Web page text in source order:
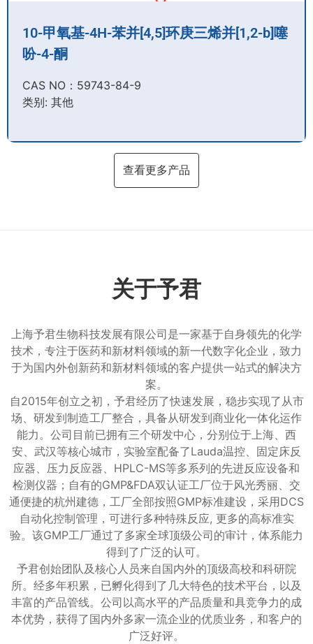
10-甲氧基-4H-苯并[4,5]环庚三烯并[1,2-b]噻
吩-4-酮
CAS NO：59743-84-9​
类别: 其他
查看更多产品
关于予君
上海予君生物科技发展有限公司是一家基于自身领先的化学
技术，专注于医药和新材料领域的新一代数字化企业，致力
于为国内外创新药和新材料领域的客户提供一站式的解决方
案。
自2015年创立之初，予君经历了快速发展，稳步实现了从市
场、研发到制造工厂整合，具备从研发到商业化一体化运作
能力。公司目前已拥有三个研发中心，分别位于上海、西
安、武汉等核心城市，实验室配备了Lauda温控、固定床反
应器、压力反应器、HPLC-MS等多系列的先进反应设备和
检测仪器；自有的GMP&FDA双认证工厂位于风光秀丽、交
通便捷的杭州建德，工厂全部按照GMP标准建设，采用DCS
自动化控制管理，可进行多种特殊反应, 更多的高标准实
验。该GMP工厂通过了多家全球顶级公司的审计，体系能力
得到了广泛的认可。
予君创始团队及核心人员来自国内外的顶级高校和科研院
所。经多年积累，已孵化得到了几大特色的技术平台，以及
丰富的产品管线。公司以高水平的产品质量和具竞争力的成
本优势，获得了国内外多家一流企业的优质业务，和客户的
广泛好评。